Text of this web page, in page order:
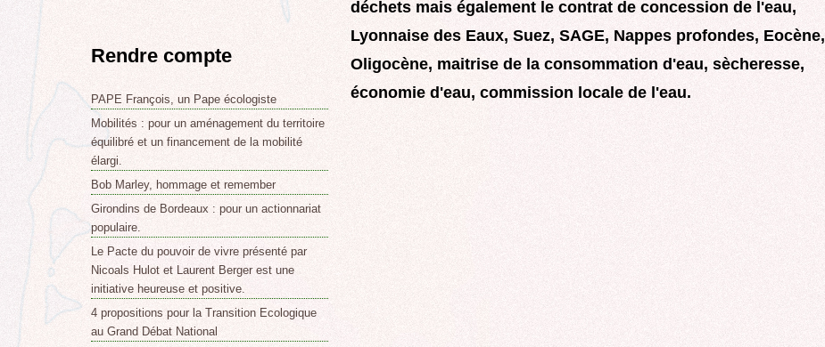
ROCADE VDO
déchets mais également le contrat de concession de l'eau,
Lyonnaise des Eaux, Suez, SAGE, Nappes profondes, Eocène,
Oligocène, maitrise de la consommation d'eau, sècheresse,
économie d'eau, commission locale de l'eau.
Rendre compte
PAPE François, un Pape écologiste
Mobilités : pour un aménagement du territoire
équilibré et un financement de la mobilité
élargi.
Bob Marley, hommage et remember
Girondins de Bordeaux : pour un actionnariat
populaire.
Le Pacte du pouvoir de vivre présenté par
Nicoals Hulot et Laurent Berger est une
initiative heureuse et positive.
4 propositions pour la Transition Ecologique
au Grand Débat National